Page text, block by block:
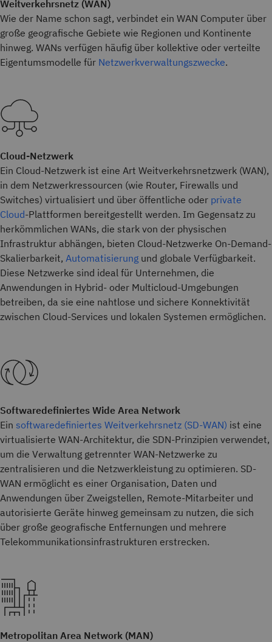
Weitverkehrsnetz (WAN)
Wie der Name schon sagt, verbindet ein WAN Computer über
große geografische Gebiete wie Regionen und Kontinente
hinweg. WANs verfügen häufig über kollektive oder verteilte
Eigentumsmodelle für Netzwerkverwaltungszwecke.
Cloud-Netzwerk
Ein Cloud-Netzwerk ist eine Art Weitverkehrsnetzwerk (WAN),
in dem Netzwerkressourcen (wie Router, Firewalls und
Switches) virtualisiert und über öffentliche oder private
Cloud-Plattformen bereitgestellt werden. Im Gegensatz zu
herkömmlichen WANs, die stark von der physischen
Infrastruktur abhängen, bieten Cloud-Netzwerke On-Demand-
Skalierbarkeit, Automatisierung und globale Verfügbarkeit.
Diese Netzwerke sind ideal für Unternehmen, die
Anwendungen in Hybrid- oder Multicloud-Umgebungen
betreiben, da sie eine nahtlose und sichere Konnektivität
zwischen Cloud-Services und lokalen Systemen ermöglichen.
Softwaredefiniertes Wide Area Network
Ein softwaredefiniertes Weitverkehrsnetz (SD-WAN) ist eine
virtualisierte WAN-Architektur, die SDN-Prinzipien verwendet,
um die Verwaltung getrennter WAN-Netzwerke zu
zentralisieren und die Netzwerkleistung zu optimieren. SD-
WAN ermöglicht es einer Organisation, Daten und
Anwendungen über Zweigstellen, Remote-Mitarbeiter und
autorisierte Geräte hinweg gemeinsam zu nutzen, die sich
über große geografische Entfernungen und mehrere
Telekommunikationsinfrastrukturen erstrecken.
Metropolitan Area Network (MAN)